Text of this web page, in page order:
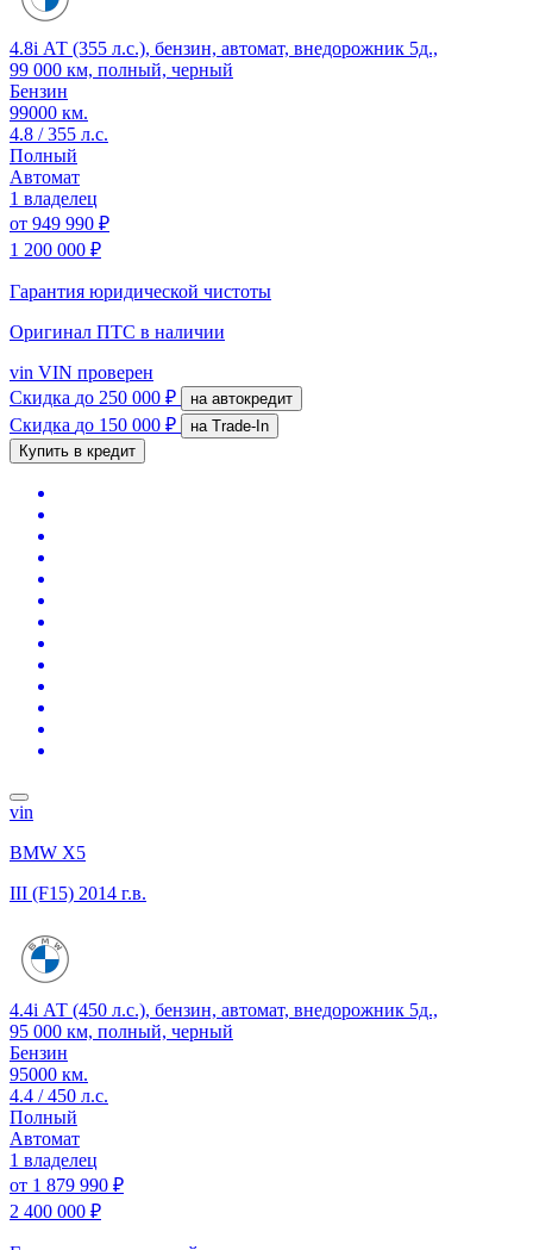
4.8i АТ (355 л.с.), бензин, автомат, внедорожник 5д.,
99 000 км, полный, черный
Бензин
99000 км.
4.8 / 355 л.с.
Полный
Автомат
1 владелец
от 949 990 ₽
1 200 000 ₽
Гарантия юридической чистоты
Оригинал ПТС в наличии
vin VIN проверен
Скидка до 250 000 ₽ на автокредит
Скидка до 150 000 ₽
на Trade-In
Купить в кредит
vin
BMW X5
III (F15) 2014 г.в.
4.4i АТ (450 л.с.), бензин, автомат, внедорожник 5д.,
95 000 км, полный, черный
Бензин
95000 км.
4.4 / 450 л.с.
Полный
Автомат
1 владелец
от 1 879 990 ₽
2 400 000 ₽